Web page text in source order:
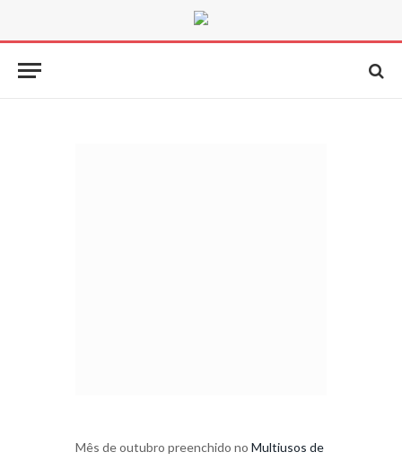
Mês de outubro preenchido no Multiusos de